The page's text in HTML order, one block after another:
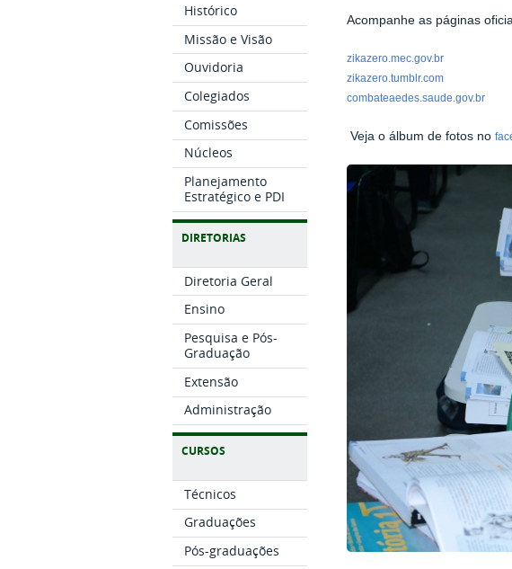
Histórico
Missão e Visão
Ouvidoria
Colegiados
Comissões
Núcleos
Planejamento
Estratégico e PDI
DIRETORIAS
Diretoria Geral
Ensino
Pesquisa e Pós-
Graduação
Extensão
Administração
CURSOS
Técnicos
Graduações
Pós-graduações
Acompanhe as páginas
zikazero.mec.gov.br
zikazero.tumblr.com
combateaedes.saude.gov.br
Veja o álbum de fotos no